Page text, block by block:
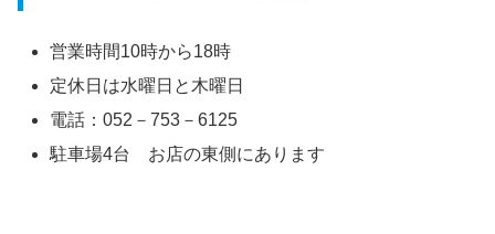
営業時間10時から18時
定休日は水曜日と木曜日
電話：052－753－6125
駐車場4台 お店の東側にあります